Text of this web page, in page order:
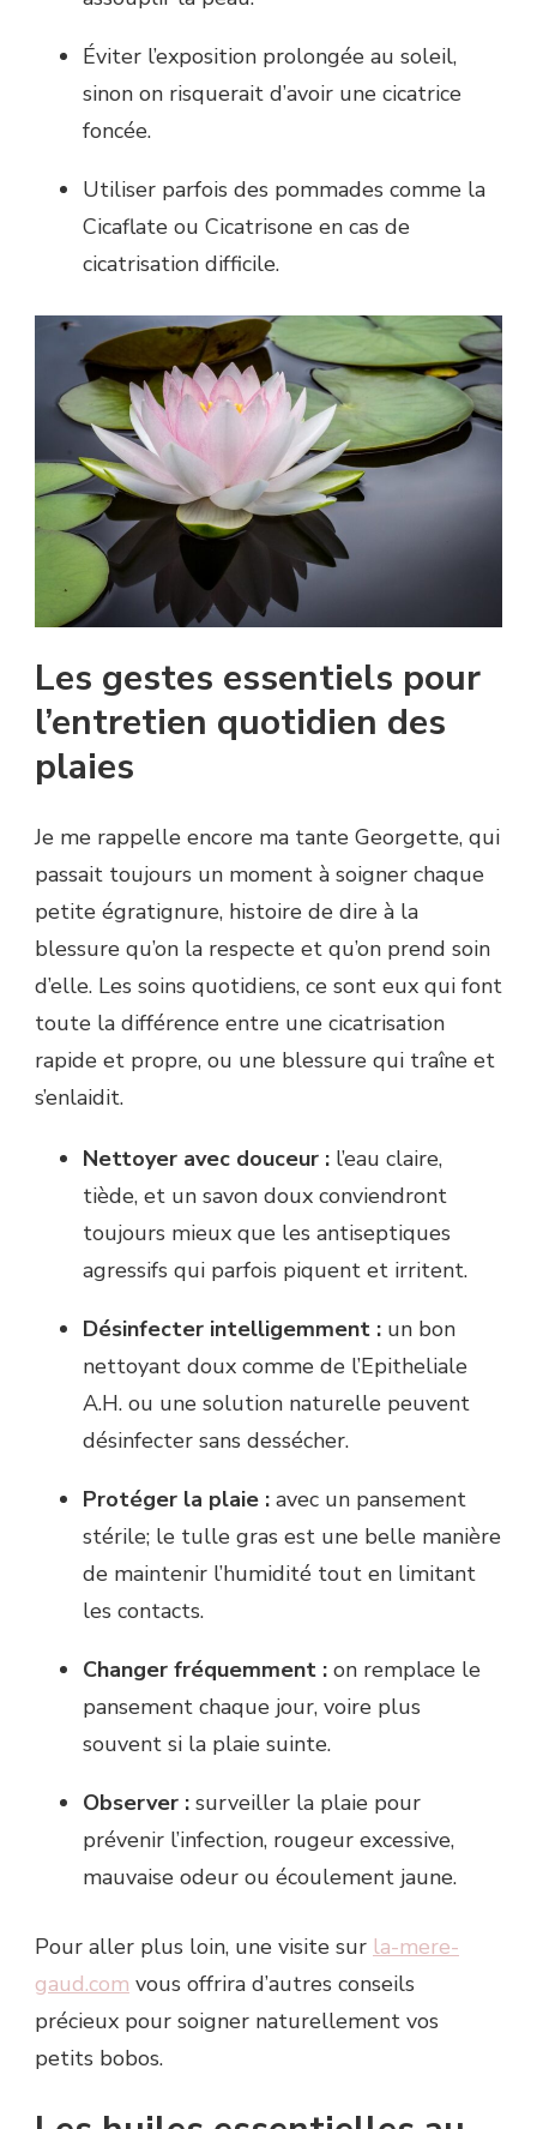
Éviter l’exposition prolongée au soleil,
sinon on risquerait d’avoir une cicatrice
foncée.
Utiliser parfois des pommades comme la
Cicaflate ou Cicatrisone en cas de
cicatrisation difficile.
Les gestes essentiels pour
l’entretien quotidien des
plaies
Je me rappelle encore ma tante Georgette, qui
passait toujours un moment à soigner chaque
petite égratignure, histoire de dire à la
blessure qu’on la respecte et qu’on prend soin
d’elle. Les soins quotidiens, ce sont eux qui font
toute la différence entre une cicatrisation
rapide et propre, ou une blessure qui traîne et
s’enlaidit.
Nettoyer avec douceur : l’eau claire,
tiède, et un savon doux conviendront
toujours mieux que les antiseptiques
agressifs qui parfois piquent et irritent.
Désinfecter intelligemment : un bon
nettoyant doux comme de l’Epitheliale
A.H. ou une solution naturelle peuvent
désinfecter sans dessécher.
Protéger la plaie : avec un pansement
stérile; le tulle gras est une belle manière
de maintenir l’humidité tout en limitant
les contacts.
Changer fréquemment : on remplace le
pansement chaque jour, voire plus
souvent si la plaie suinte.
Observer : surveiller la plaie pour
prévenir l’infection, rougeur excessive,
mauvaise odeur ou écoulement jaune.
Pour aller plus loin, une visite sur la-mere-
gaud.com vous offrira d’autres conseils
précieux pour soigner naturellement vos
petits bobos.